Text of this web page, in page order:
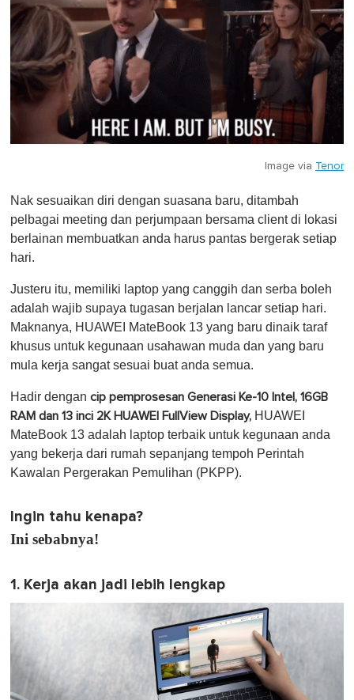
Image via Tenor
Nak sesuaikan diri dengan suasana baru, ditambah
pelbagai meeting dan perjumpaan bersama client di lokasi
berlainan membuatkan anda harus pantas bergerak setiap
hari.
Justeru itu, memiliki laptop yang canggih dan serba boleh
adalah wajib supaya tugasan berjalan lancar setiap hari.
Maknanya, HUAWEI MateBook 13 yang baru dinaik taraf
khusus untuk kegunaan usahawan muda dan yang baru
mula kerja sangat sesuai buat anda semua.
Hadir dengan cip pemprosesan Generasi Ke-10 Intel, 16GB
RAM dan 13 inci 2K HUAWEI FullView Display, HUAWEI
MateBook 13 adalah laptop terbaik untuk kegunaan anda
yang bekerja dari rumah sepanjang tempoh Perintah
Kawalan Pergerakan Pemulihan (PKPP).
Ingin tahu kenapa?
Ini sebabnya!
1. Kerja akan jadi lebih lengkap